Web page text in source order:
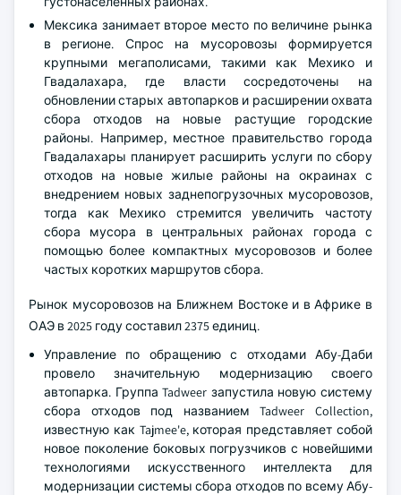
Мексика занимает второе место по величине рынка
в регионе. Спрос на мусоровозы формируется
крупными мегаполисами, такими как Мехико и
Гвадалахара, где власти сосредоточены на
обновлении старых автопарков и расширении охвата
сбора отходов на новые растущие городские
районы. Например, местное правительство города
Гвадалахары планирует расширить услуги по сбору
отходов на новые жилые районы на окраинах с
внедрением новых заднепогрузочных мусоровозов,
тогда как Мехико стремится увеличить частоту
сбора мусора в центральных районах города с
помощью более компактных мусоровозов и более
частых коротких маршрутов сбора.
Рынок мусоровозов на Ближнем Востоке и в Африке в
ОАЭ в 2025 году составил 2375 единиц.
Управление по обращению с отходами Абу-Даби
провело значительную модернизацию своего
автопарка. Группа Tadweer запустила новую систему
сбора отходов под названием Tadweer Collection,
известную как Tajmee'e, которая представляет собой
новое поколение боковых погрузчиков с новейшими
технологиями искусственного интеллекта для
модернизации системы сбора отходов по всему Абу-